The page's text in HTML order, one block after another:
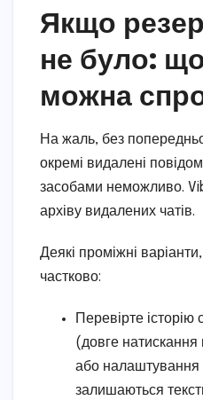
Якщо
не було:
можна
На жаль, без
окремі видалені
засобами неможливо.
архіву видалених чатів.
Деякі проміжні
частково:
Перевірте
(довге
або налаштування
залишаються